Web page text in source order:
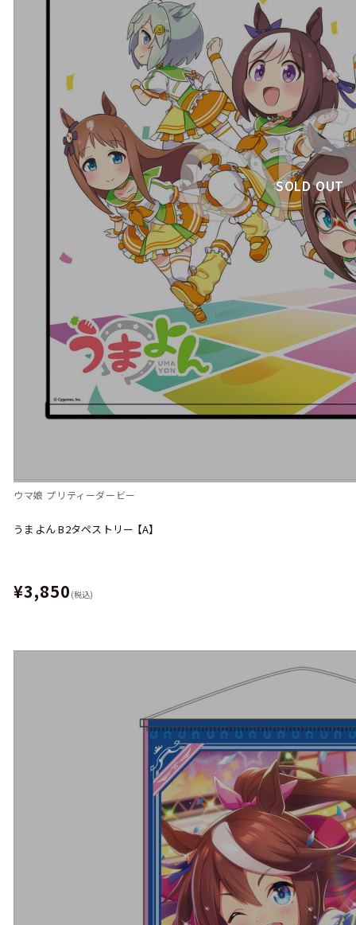
SOLD OUT
ウマ娘 プリティーダービー
うまよん B2タペストリー 【A】
¥3,850 (税込)